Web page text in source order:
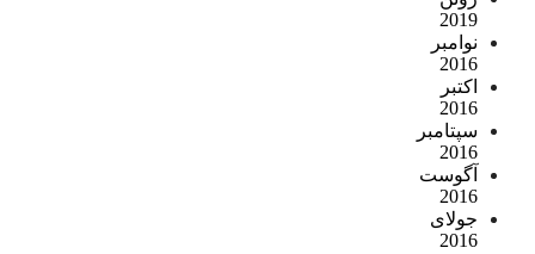
2019
نوامبر
2016
اکتبر
2016
سپتامبر
2016
آگوست
2016
جولای
2016